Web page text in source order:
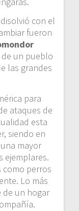
con el
fueron
un pueblo
las grandes
para
ataques de
esta
siendo en
mayor
ejemplares.
como perros
Lo más
de un hogar